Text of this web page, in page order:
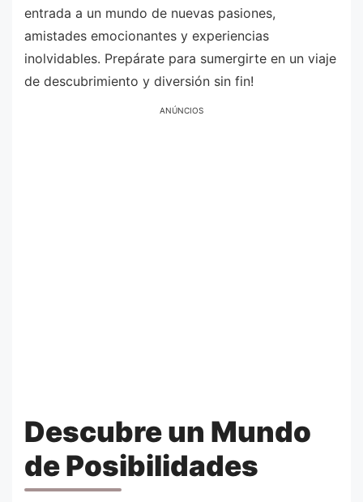
entrada a un mundo de nuevas pasiones,
amistades emocionantes y experiencias
inolvidables. Prepárate para sumergirte en un viaje
de descubrimiento y diversión sin fin!
ANÚNCIOS
Descubre un Mundo
de Posibilidades